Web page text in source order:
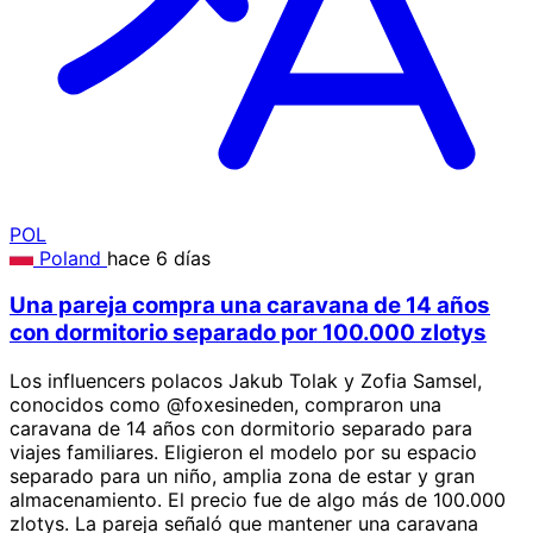
POL
Poland hace 6 días
Una pareja compra una caravana de 14 años
con dormitorio separado por 100.000 zlotys
Los influencers polacos Jakub Tolak y Zofia Samsel,
conocidos como @foxesineden, compraron una
caravana de 14 años con dormitorio separado para
viajes familiares. Eligieron el modelo por su espacio
separado para un niño, amplia zona de estar y gran
almacenamiento. El precio fue de algo más de 100.000
zlotys. La pareja señaló que mantener una caravana